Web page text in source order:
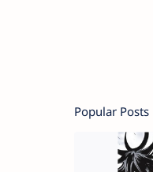
Popular Posts